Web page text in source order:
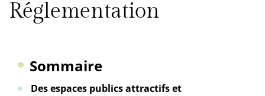
Réglementation
Sommaire
Des espaces publics attractifs et